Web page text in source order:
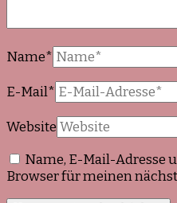
Name*
E-Mail*
Website
Name, E-Mail-Adresse
Browser für meinen